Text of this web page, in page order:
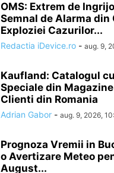
OMS: Extrem de
Semnal de Alarma din
Exploziei Cazurilor...
Redactia iDevice.ro - aug. 9,
Kaufland: Catalogul
Speciale din
Clienti din Romania
Adrian Gabor - aug. 9, 2026,
Prognoza Vremii in
o Avertizare Meteo
August...